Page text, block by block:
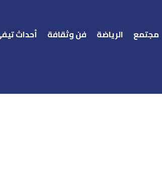
مجتمع الرياضة فن وثقافة أحداث